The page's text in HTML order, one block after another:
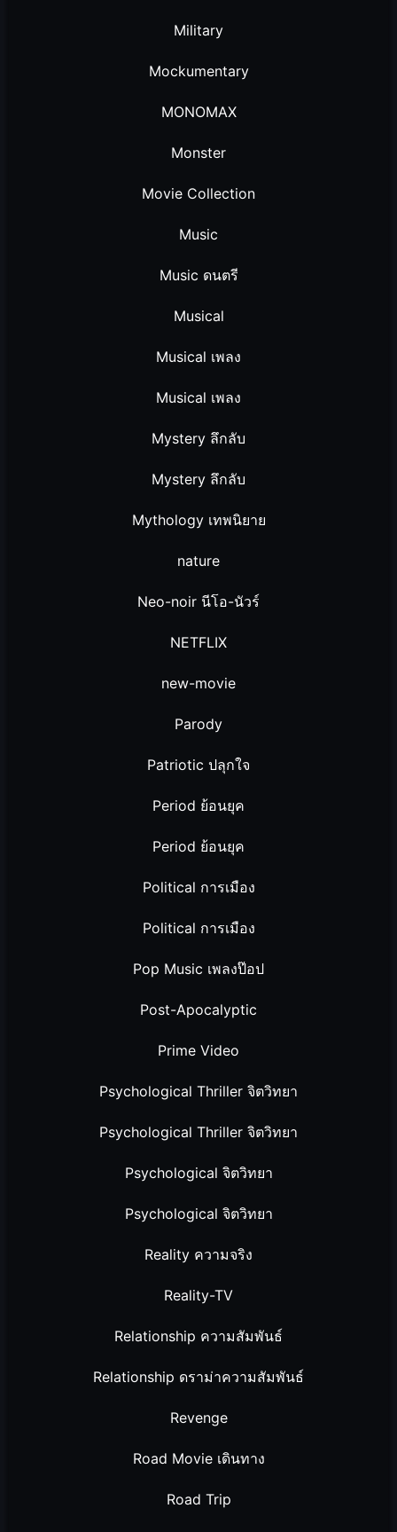
Military
Mockumentary
MONOMAX
Monster
Movie Collection
Music
Music ดนตรี
Musical
Musical เพลง
Musical เพลง
Mystery ลึกลับ
Mystery ลึกลับ
Mythology เทพนิยาย
nature
Neo-noir นีโอ-นัวร์
NETFLIX
new-movie
Parody
Patriotic ปลุกใจ
Period ย้อนยุค
Period ย้อนยุค
Political การเมือง
Political การเมือง
Pop Music เพลงป๊อป
Post-Apocalyptic
Prime Video
Psychological Thriller จิตวิทยา
Psychological Thriller จิตวิทยา
Psychological จิตวิทยา
Psychological จิตวิทยา
Reality ความจริง
Reality-TV
Relationship ความสัมพันธ์
Relationship ดราม่าความสัมพันธ์
Revenge
Road Movie เดินทาง
Road Trip